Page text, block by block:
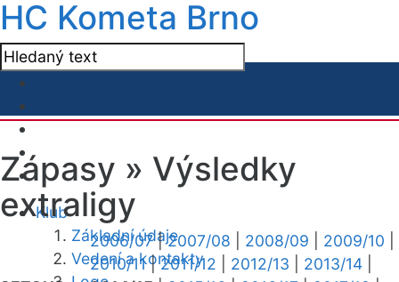
HC Kometa Brno
Klub
Základní údaje
Vedení a kontakty
Zápasy » Výsledky
extraligy
2006/07|2007/08 2008/09 2009/10
2010/11|2011/12 2012/13 2013/14